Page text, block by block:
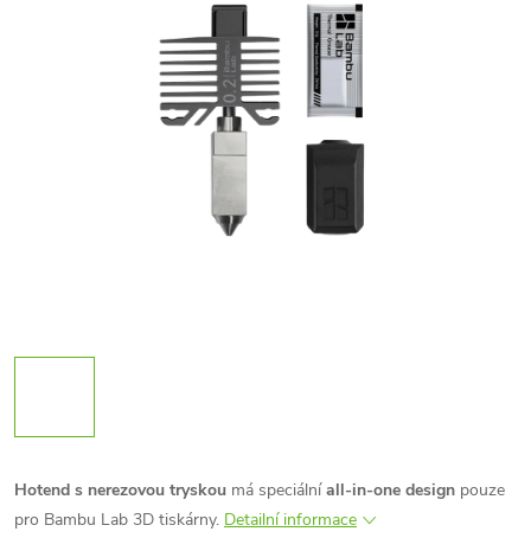
Hotend s nerezovou tryskou má speciálníall-in-one design pouze
pro Bambu Lab 3D tiskárny. Detailní informace